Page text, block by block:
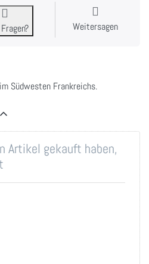
Fragen? Weitersagen
Südwesten Frankreichs.
Artikel gekauft haben,